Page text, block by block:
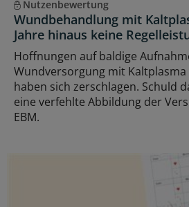
Nutzenbewertung
Wundbehandlung mit
Jahre hinaus keine
Hoffnungen auf baldige
Wundversorgung mit Kaltplasma
haben sich zerschlagen. Schuld
eine verfehlte Abbildung der
EBM.